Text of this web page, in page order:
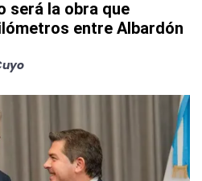
será la obra que
entre Albardón